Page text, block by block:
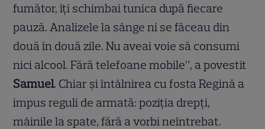
fumător, îți schimbai tunica după fiecare
pauză. Analizele la sânge ni se făceau din
două în două zile. Nu aveai voie să consumi
nici alcool. Fără telefoane mobile”, a povestit
Samuel. Chiar și întâlnirea cu fosta Regină a
impus reguli de armată: poziția drepți,
mâinile la spate, fără a vorbi neîntrebat.